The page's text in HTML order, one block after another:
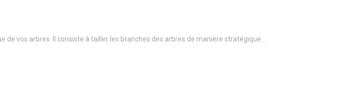
de vos arbres. Il consiste à tailler les branches des arbres de manière stratégique…